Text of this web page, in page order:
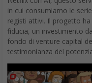
in cui consumiamo le
registi attivi. Il progetto
fiducia, un investimento
fondo di venture capital
testimonianza del